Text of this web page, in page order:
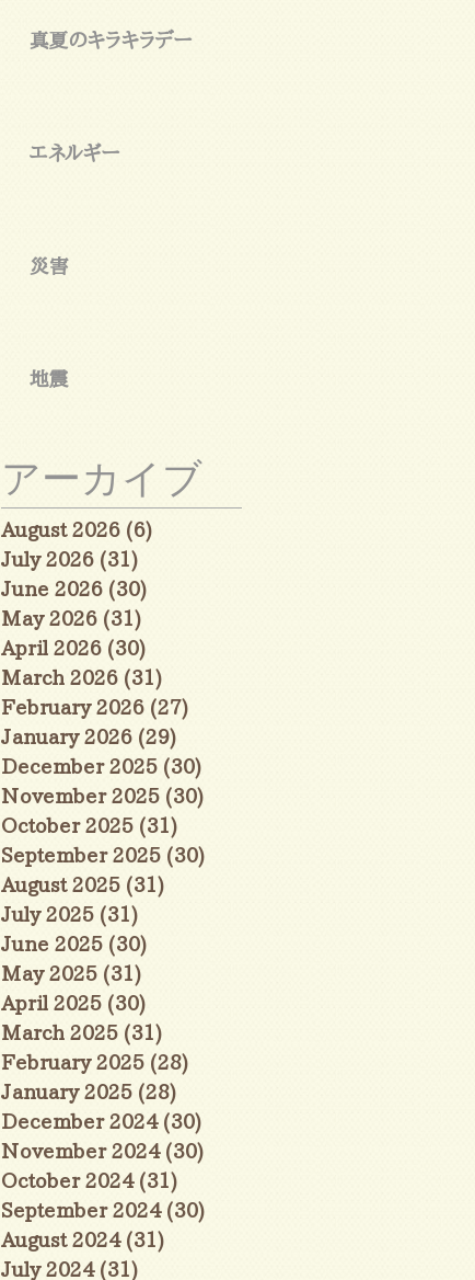
真夏のキラキラデー
エネルギー
災害
地震
アーカイブ
August 2026 (6)
July 2026 (31)
June 2026 (30)
May 2026 (31)
April 2026 (30)
March 2026 (31)
February 2026 (27)
January 2026 (29)
December 2025 (30)
November 2025 (30)
October 2025 (31)
September 2025 (30)
August 2025 (31)
July 2025 (31)
June 2025 (30)
May 2025 (31)
April 2025 (30)
March 2025 (31)
February 2025 (28)
January 2025 (28)
December 2024 (30)
November 2024 (30)
October 2024 (31)
September 2024 (30)
August 2024 (31)
July 2024 (31)